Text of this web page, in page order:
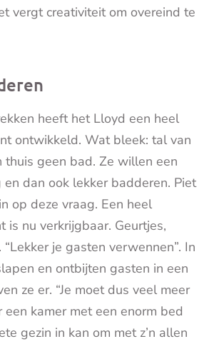
vergt creativiteit om overeind te
heeft het Lloyd een heel
ontwikkeld. Wat bleek: tal van
thuis geen bad. Ze willen een
dan ook lekker badderen. Piet
op deze vraag. Een heel
is nu verkrijgbaar. Geurtjes,
je gasten verwennen”. In
en ontbijten gasten in een
ze er. “Je moet dus veel meer
een kamer met een enorm bed
gezin in kan om met z’n allen